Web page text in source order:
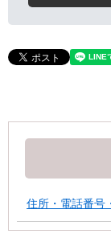
住所・電話番号